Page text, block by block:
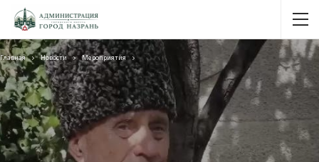
Главная Новости Мероприятия